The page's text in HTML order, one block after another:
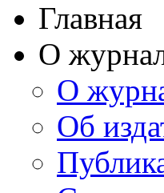
Главная
О
О
Об